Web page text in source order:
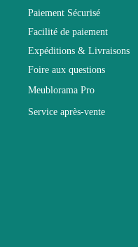
Paiement Sécurisé
Facilité de paiement
Expéditions & Livraisons
Foire aux questions
Meublorama Pro
Service après-vente